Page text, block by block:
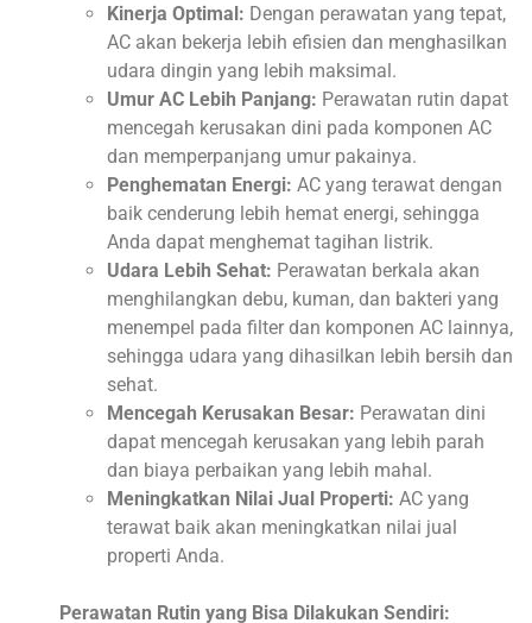
Kinerja Optimal: Dengan perawatan yang tepat,
AC akan bekerja lebih efisien dan menghasilkan
udara dingin yang lebih maksimal.
Umur AC Lebih Panjang: Perawatan rutin dapat
mencegah kerusakan dini pada komponen AC
dan memperpanjang umur pakainya.
Penghematan Energi: AC yang terawat dengan
baik cenderung lebih hemat energi, sehingga
Anda dapat menghemat tagihan listrik.
Udara Lebih Sehat: Perawatan berkala akan
menghilangkan debu, kuman, dan bakteri yang
menempel pada filter dan komponen AC lainnya,
sehingga udara yang dihasilkan lebih bersih dan
sehat.
Mencegah Kerusakan Besar: Perawatan dini
dapat mencegah kerusakan yang lebih parah
dan biaya perbaikan yang lebih mahal.
Meningkatkan Nilai Jual Properti: AC yang
terawat baik akan meningkatkan nilai jual
properti Anda.
Perawatan Rutin yang Bisa Dilakukan Sendiri: